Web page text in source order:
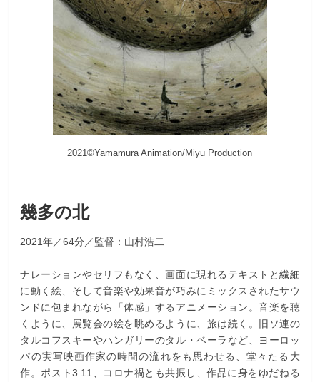
2021©Yamamura Animation/Miyu Production
幾多の北
2021年／64分／監督：山村浩二
ナレーションやセリフもなく、画面に現れるテキストと繊細
に動く絵、そして音楽や効果音が巧みにミックスされたサウ
ンドに包まれながら「体感」するアニメーション。音楽を聴
くように、展覧会の絵を眺めるように、旅は続く。旧ソ連の
タルコフスキーやハンガリーのタル・ベーラなど、ヨーロッ
パの実写映画作家の時間の流れをも思わせる、堂々たる大
作。ポスト3.11、コロナ禍とも共振し、作品に身をゆだねる